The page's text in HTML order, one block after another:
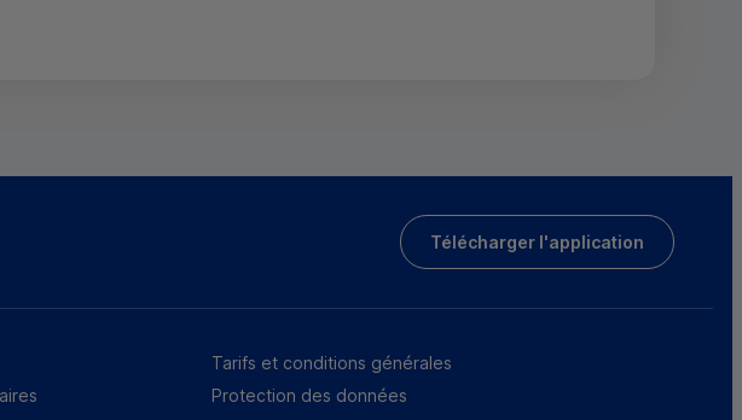
Télécharger l'application
Tarifs et conditions générales
Protection des données